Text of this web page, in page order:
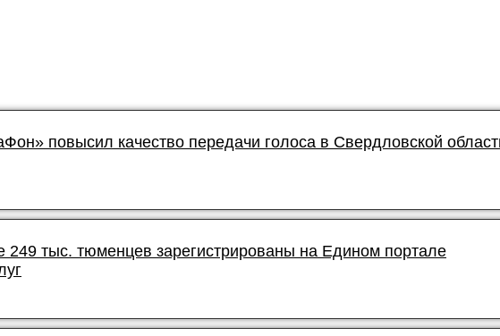
повысил качество передачи голоса в Свердловской
249 тыс. тюменцев зарегистрированы на Едином портале